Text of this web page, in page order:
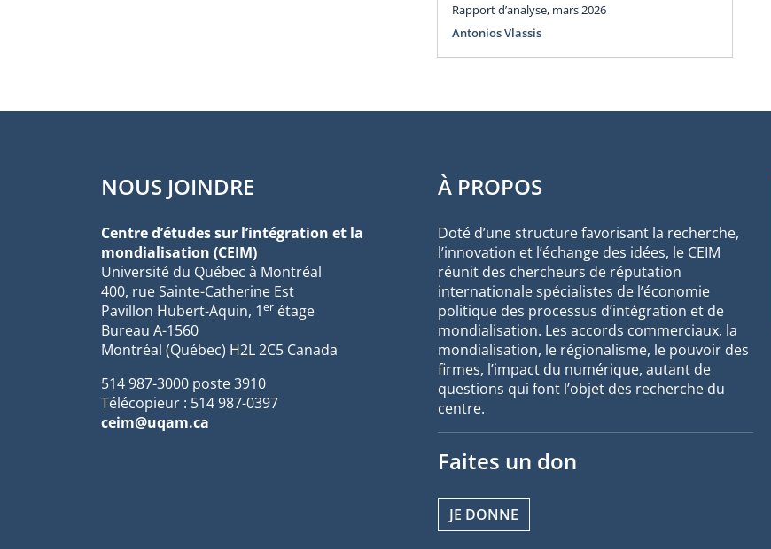
Rapport d’analyse, mars 2026
Antonios Vlassis
NOUS JOINDRE
Centre d’études sur l’intégration et la
mondialisation (CEIM)
Université du Québec à Montréal
400, rue Sainte-Catherine Est
Pavillon Hubert-Aquin, 1er étage
Bureau A-1560
Montréal (Québec) H2L 2C5 Canada
514 987-3000 poste 3910
Télécopieur : 514 987-0397
ceim@uqam.ca
À PROPOS
Doté d’une structure favorisant la recherche,
l’innovation et l’échange des idées, le CEIM
réunit des chercheurs de réputation
internationale spécialistes de l’économie
politique des processus d’intégration et de
mondialisation. Les accords commerciaux, la
mondialisation, le régionalisme, le pouvoir des
firmes, l’impact du numérique, autant de
questions qui font l’objet des recherche du
centre.
Faites un don
JE DONNE